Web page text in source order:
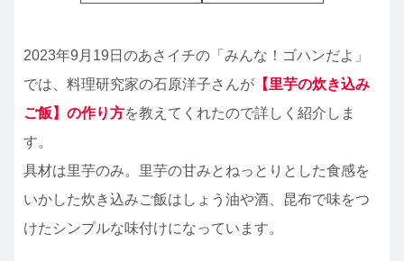
2023年9月19日のあさイチの「みんな！ゴハンだよ」
では、料理研究家の石原洋子さんが 【里芋の炊き込み
ご飯】の作り方を教えてくれたので詳しく紹介しま
す。
具材は里芋のみ。里芋の甘みとねっとりとした食感を
いかした炊き込みご飯はしょう油や酒、昆布で味をつ
けたシンプルな味付けになっています。